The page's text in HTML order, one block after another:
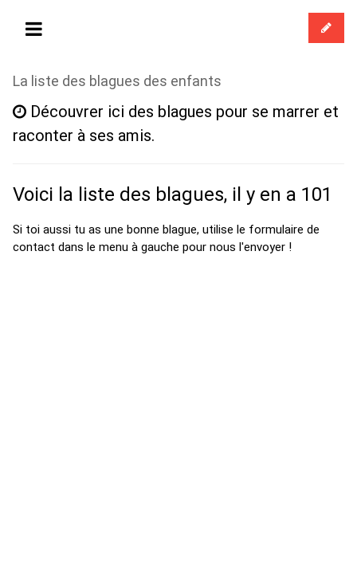
La liste des blagues des enfants
Découvrer ici des blagues pour se marrer et
raconter à ses amis.
Voici la liste des blagues, il y en a 101
Si toi aussi tu as une bonne blague, utilise le formulaire de
contact dans le menu à gauche pour nous l'envoyer !